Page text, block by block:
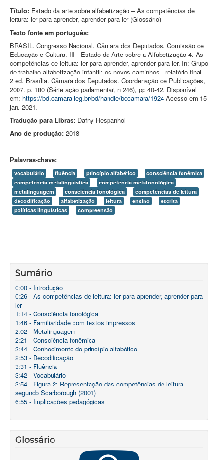
Título: Estado da arte sobre alfabetização – As competências de
leitura: ler para aprender, aprender para ler (Glossário)
Texto fonte em português:
BRASIL. Congresso Nacional. Câmara dos Deputados. Comissão de
Educação e Cultura. III - Estado da Arte sobre a Alfabetização 4. As
competências de leitura: ler para aprender, aprender para ler. In: Grupo
de trabalho alfabetização infantil: os novos caminhos - relatório final.
2 ed. Brasília. Câmara dos Deputados. Coordenação de Publicações,
2007. p. 180 (Série ação parlamentar, n 246), pp 40-42. Disponível
em: https://bd.camara.leg.br/bd/handle/bdcamara/1924 Acesso em 15
jan. 2021.
Tradução para Libras: Dafny Hespanhol
Ano de produção: 2018
Palavras-chave:
vocabulário fluência princípio alfabético
consciência fonêmica
competência metalinguística
competência metafonológica
metalinguagem
consciência fonológica
competências de leitura
decodificação
alfabetização leitura ensino
escrita
políticas linguísticas
compreensão
Sumário
0:00 - Introdução
0:26 - As competências de leitura: ler para aprender, aprender para
ler
1:14 - Consciência fonológica
1:46 - Familiaridade com textos impressos
2:02 - Metalinguagem
2:21 - Consciência fonêmica
2:44 - Conhecimento do princípio alfabético
2:53 - Decodificação
3:31 - Fluência
3:42 - Vocabulário
3:54 - Figura 2: Representação das competências de leitura
segundo Scarborough (2001)
6:55 - Implicações pedagógicas
Glossário